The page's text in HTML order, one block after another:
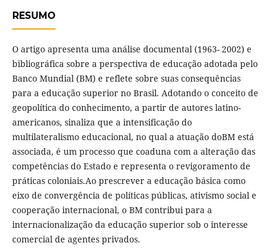
RESUMO
O artigo apresenta uma análise documental (1963- 2002) e
bibliográfica sobre a perspectiva de educação adotada pelo
Banco Mundial (BM) e reflete sobre suas consequências
para a educação superior no Brasil. Adotando o conceito de
geopolítica do conhecimento, a partir de autores latino-
americanos, sinaliza que a intensificação do
multilateralismo educacional, no qual a atuação doBM está
associada, é um processo que coaduna com a alteração das
competências do Estado e representa o revigoramento de
práticas coloniais.Ao prescrever a educação básica como
eixo de convergência de políticas públicas, ativismo social e
cooperação internacional, o BM contribui para a
internacionalização da educação superior sob o interesse
comercial de agentes privados.